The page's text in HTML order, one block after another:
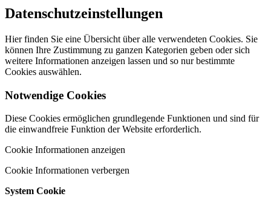
Datenschutzeinstellungen
Hier finden Sie eine Übersicht über alle verwendeten Cookies. Sie
können Ihre Zustimmung zu ganzen Kategorien geben oder sich
weitere Informationen anzeigen lassen und so nur bestimmte
Cookies auswählen.
Notwendige Cookies
Diese Cookies ermöglichen grundlegende Funktionen und sind für
die einwandfreie Funktion der Website erforderlich.
Cookie Informationen anzeigen
Cookie Informationen verbergen
System Cookie